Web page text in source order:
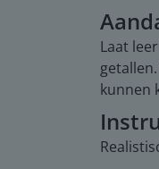
Laat
kunnen